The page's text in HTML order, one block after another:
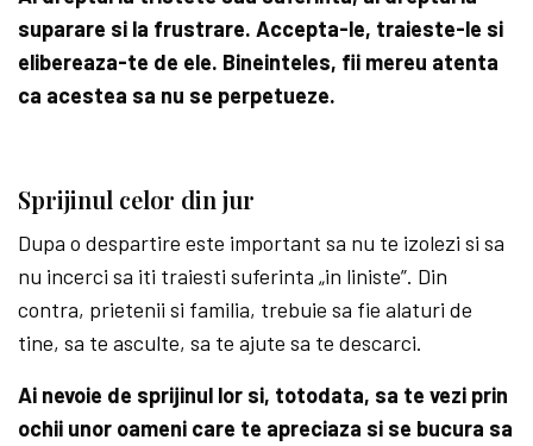
suparare si la frustrare. Accepta-le, traieste-le si
elibereaza-te de ele. Bineinteles, fii mereu atenta
ca acestea sa nu se perpetueze.
Sprijinul celor din jur
Dupa o despartire este important sa nu te izolezi si sa
nu incerci sa iti traiesti suferinta „in liniste”. Din
contra, prietenii si familia, trebuie sa fie alaturi de
tine, sa te asculte, sa te ajute sa te descarci.
Ai nevoie de sprijinul lor si, totodata, sa te vezi prin
ochii unor oameni care te apreciaza si se bucura sa